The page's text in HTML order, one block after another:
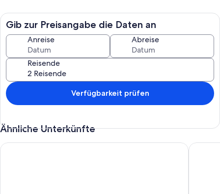
Kajakfahren, Golfplätzen, Restaurants, Bootfahren, Angeln,
Campobello-Insel, Walbeobachtung, Acadia, Bar Harbor usw., die
alle bequem zu erreichen sind.
Gib zur Preisangabe die Daten an
Anreise Abreise
Reisende
Verfügbarkeit prüfen
Ähnliche Unterkünfte
Charming 2-bedroom house in lovely Cutler with AC